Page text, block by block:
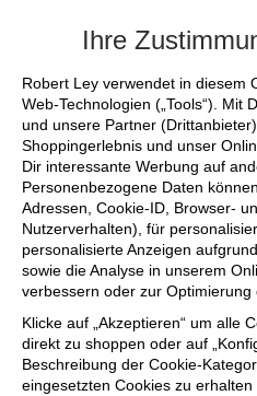
Ihre
Robert Ley verwendet in diesem
Web-Technologien („Tools“). Mit
und unsere Partner
Shoppingerlebnis und unser
Dir interessante Werbung auf
Personenbezogene Daten
Adressen, Cookie-ID, Browser-
Nutzerverhalten), für
personalisierte Anzeigen
sowie die Analyse in unserem
verbessern oder zur
Klicke auf „Akzeptieren“ um alle
direkt zu shoppen oder auf
Beschreibung der Cookie-
eingesetzten Cookies zu